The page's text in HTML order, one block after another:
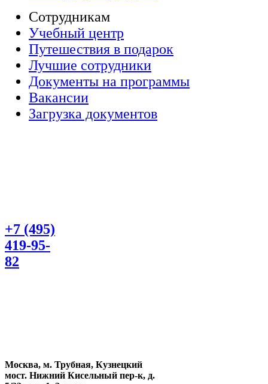
Сотрудникам
Учебный центр
Путешествия в подарок
Лучшие сотрудники
Документы на программы
Вакансии
Загрузка документов
+7 (495)
419-95-
82
Москва, м. Трубная, Кузнецкий
мост. Нижний Кисельный пер-к, д.